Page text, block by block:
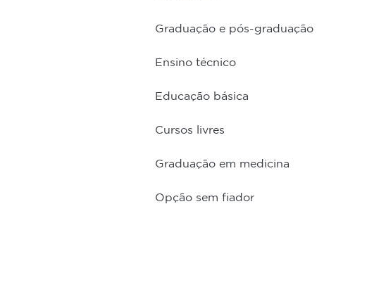
Graduação e pós-graduação
Ensino técnico
Educação básica
Cursos livres
Graduação em medicina
Opção sem fiador